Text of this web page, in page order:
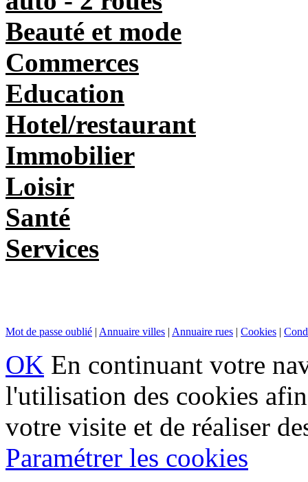
Beauté et mode
Commerces
Education
Hotel/restaurant
Immobilier
Loisir
Santé
Services
Mot de passe oublié | Annuaire villes | Annuaire rues | Cookies |
OK En continuant votre
l'utilisation des cookies
votre visite et de réaliser
Paramétrer les cookies